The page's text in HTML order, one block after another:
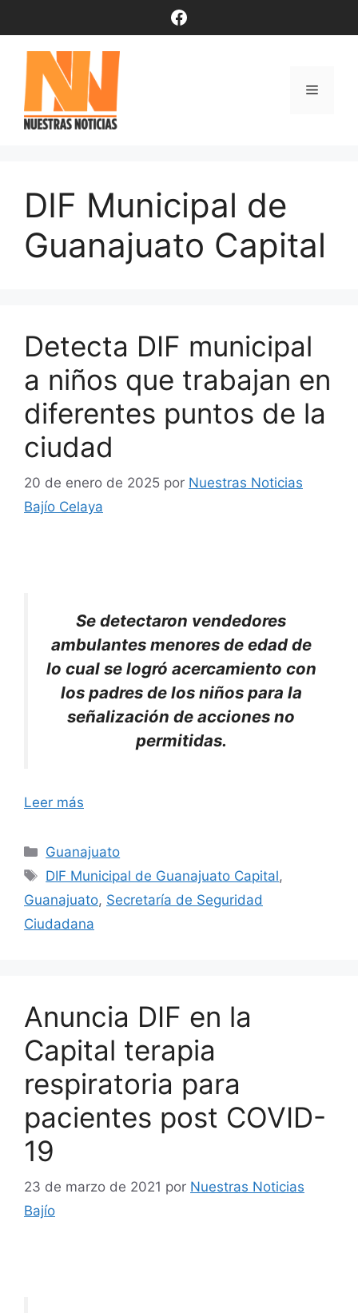
contenido
Facebook
Menú
DIF Municipal de
Guanajuato Capital
Detecta DIF municipal
a niños que trabajan en
diferentes puntos de la
ciudad
20 de enero de 2025 por Nuestras Noticias
Bajío Celaya
Se detectaron vendedores
ambulantes menores de edad de
lo cual se logró acercamiento con
los padres de los niños para la
señalización de acciones no
permitidas.
Leer más
Categorías
Guanajuato
Etiquetas
DIF Municipal de Guanajuato Capital,
Guanajuato, Secretaría de Seguridad
Ciudadana
Anuncia DIF en la
Capital terapia
respiratoria para
pacientes post COVID-
19
23 de marzo de 2021 por Nuestras Noticias
Bajío